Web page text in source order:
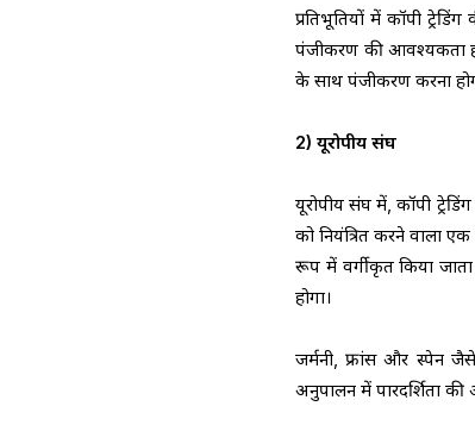
प्रतिभूतियों में कॉपी
पंजीकरण की आवश्यकता
के साथ पंजीकरण करना
2) यूरोपीय संघ
यूरोपीय संघ में, कॉपी
को नियंत्रित करने वाला
रूप में वर्गीकृत किया जाता
होगा।
जर्मनी, फ्रांस और स्पेन
अनुपालन में पारदर्शिता